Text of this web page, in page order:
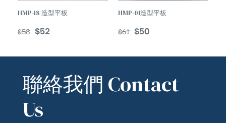
HMP-18 造型平板
$58 $52
HMP-01造型平板
$61 $50
聯絡我們 Contact
Us